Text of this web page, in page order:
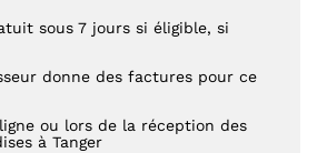
sous 7 jours si éligible, si
donne des factures pour ce
ou lors de la réception des
à Tanger